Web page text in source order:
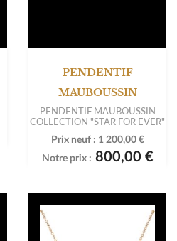
PENDENTIF
MAUBOUSSIN
PENDENTIF MAUBOUSSIN
COLLECTION "STAR FOR EVER"
Prix neuf : 1 200,00 €
Notre prix : 800,00 €